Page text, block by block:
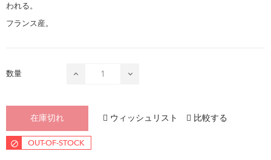
われる。
フランス産。
数量
在庫切れ ウィッシュリスト 比較する
OUT-OF-STOCK